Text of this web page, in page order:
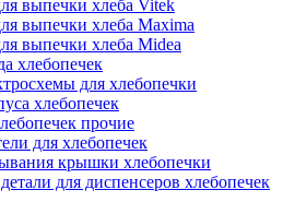
выпечки хлеба Vitek
выпечки хлеба Maxima
выпечки хлеба Midea
хлебопечек
для хлебопечки
хлебопечек
прочие
для хлебопечек
крышки хлебопечки
для диспенсеров хлебопечек